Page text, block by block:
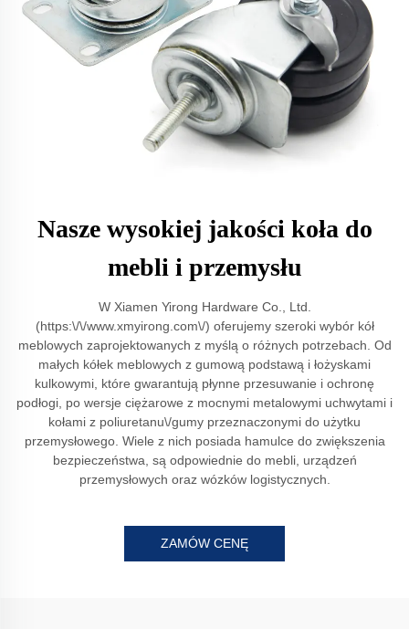
Nasze wysokiej jakości koła do
mebli i przemysłu
W Xiamen Yirong Hardware Co., Ltd.
(https:\/\/www.xmyirong.com\/) oferujemy szeroki wybór kół
meblowych zaprojektowanych z myślą o różnych potrzebach. Od
małych kółek meblowych z gumową podstawą i łożyskami
kulkowymi, które gwarantują płynne przesuwanie i ochronę
podłogi, po wersje ciężarowe z mocnymi metalowymi uchwytami i
kołami z poliuretanu\/gumy przeznaczonymi do użytku
przemysłowego. Wiele z nich posiada hamulce do zwiększenia
bezpieczeństwa, są odpowiednie do mebli, urządzeń
przemysłowych oraz wózków logistycznych.
ZAMÓW CENĘ